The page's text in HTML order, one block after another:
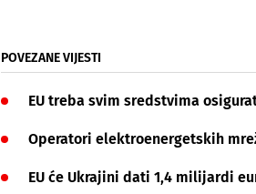
POVEZANE VIJESTI
EU treba svim sredstvima
Operatori elektroenergetskih
EU će Ukrajini dati 1,4 milijardi